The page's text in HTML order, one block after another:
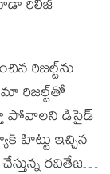
రిలీజ్
రిజల్ట్‌ను
రిజల్ట్‌తో
పోవాలని డిసైడ్
హిట్టు ఇచ్చిన
రవితేజ…